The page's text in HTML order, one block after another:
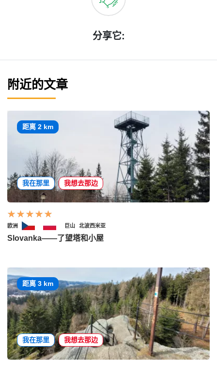
分享它:
附近的文章
距离 2 km
我在那里 我想去那边
欧洲 巨山 北波西米亚
Slovanka——了望塔和小屋
距离 3 km
我在那里 我想去那边